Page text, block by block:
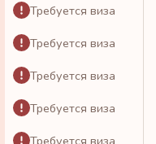
Требуется виза
Требуется виза
Требуется виза
Требуется виза
Требуется виза